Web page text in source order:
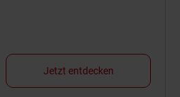
Jetzt entdecken